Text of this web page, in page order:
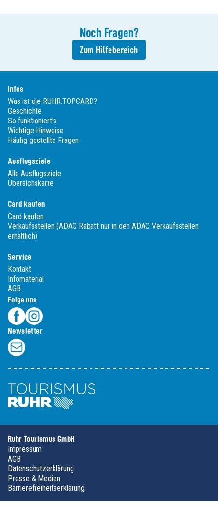
Noch Fragen?
Zum Hilfebereich
Infos
Was ist die RUHR.TOPCARD?
Geschichte
So funktioniert's
Wichtige Hinweise
Häufig gestellte Fragen
Ausflugsziele
Alle Ausflugsziele
Übersichskarte
Card kaufen
Card kaufen
Verkaufsstellen (ADAC Rabatt nur in den ADAC Verkaufsstellen
erhältlich)
Service
Kontakt
Infomaterial
AGB
Folge uns
Newsletter
Ruhr Tourismus GmbH
Impressum
AGB
Datenschutzerklärung
Presse & Medien
Barrierefreiheitserklärung